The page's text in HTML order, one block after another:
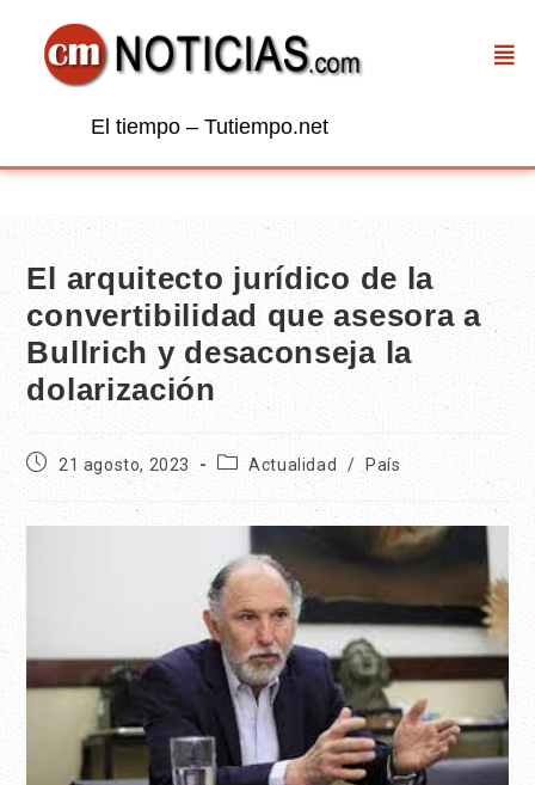
El tiempo – Tutiempo.net
El arquitecto jurídico de la
convertibilidad que asesora a
Bullrich y desaconseja la
dolarización
21 agosto, 2023 Actualidad / País